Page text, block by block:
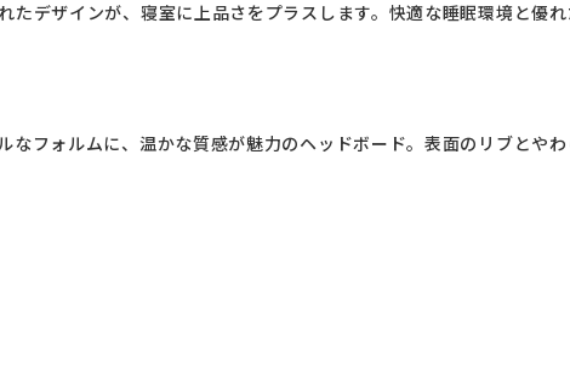
たデザインが、寝室に上品さをプラスします。快適な睡眠環境と優れ
なフォルムに、温かな質感が魅力のヘッドボード。表面のリブとや